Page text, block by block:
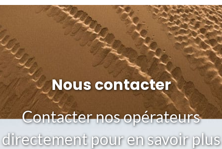
Nous contacter
Contacter nos opérateurs
directement pour en savoir plus